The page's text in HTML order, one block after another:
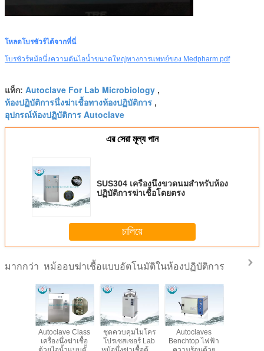
โหลดโบรชัวร์ได้จากที่นี่
โบรชัวร์หม้อนึ่งความดันไอน้ำขนาดใหญ่ทางการแพทย์ของ Medpharm.pdf
แท็ก: Autoclave For Lab Microbiology ,
ห้องปฏิบัติการนึ่งฆ่าเชื้อทางห้องปฏิบัติการ ,
อุปกรณ์ห้องปฏิบัติการ Autoclave
এর সেরা মূল্য পান
SUS304 เครื่องนึ่งขวดนมสำหรับห้อง
ปฏิบัติการฆ่าเชื้อโดยตรง
চালিয়ে
มากกว่า หม้ออบฆ่าเชื้อแบบอัตโนมัติในห้องปฏิบัติการ
Autoclave Class
เครื่องนึ่งฆ่าเชื้อ
ชุดควบคุมไมโคร
โปรเซสเซอร์ Lab
Autoclaves
Benchtop ไฟฟ้า